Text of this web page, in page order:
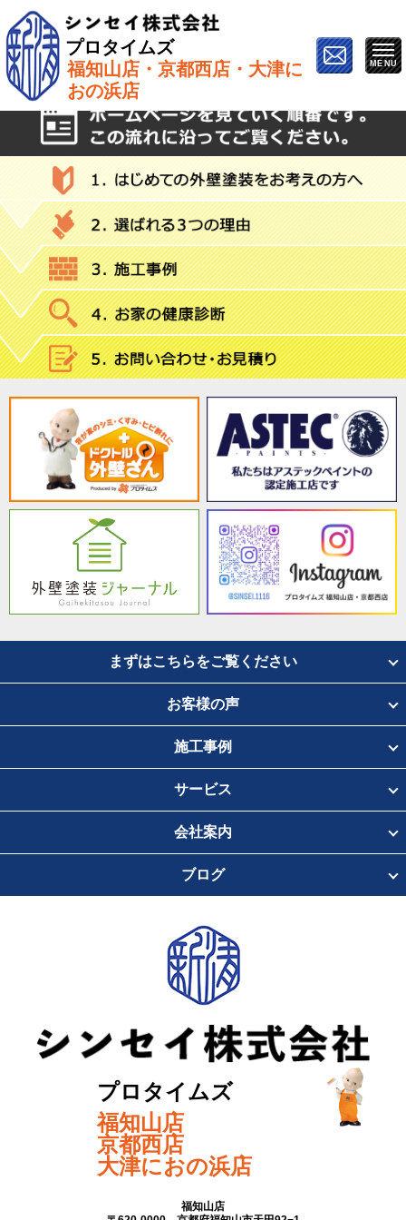
プロタイムズ
福知山店・京都西店・大津に
おの浜店
ホーム»アクセントカラー
まずはこちらをご覧ください
お客様の声
施工事例
サービス
会社案内
ブログ
プロタイムズ
福知山店
京都西店
大津におの浜店
福知山店